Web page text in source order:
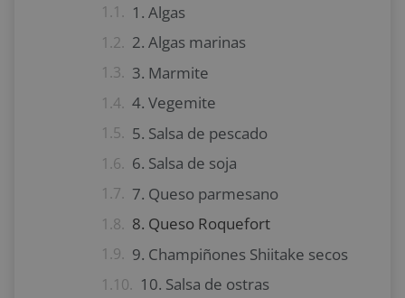
1. Algas
2. Algas marinas
3. Marmite
4. Vegemite
5. Salsa de pescado
6. Salsa de soja
7. Queso parmesano
8. Queso Roquefort
9. Champiñones Shiitake secos
10. Salsa de ostras